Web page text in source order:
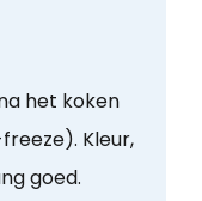
het koken
Kleur,
goed.